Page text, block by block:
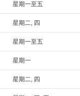
星期一至五
星期二, 四
星期一至五
星期一
星期二, 四